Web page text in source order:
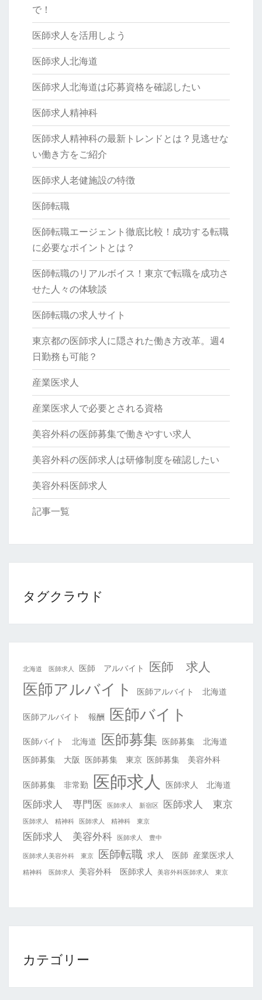
で！
医師求人を活用しよう
医師求人北海道
医師求人北海道は応募資格を確認したい
医師求人精神科
医師求人精神科の最新トレンドとは？見逃せな
い働き方をご紹介
医師求人老健施設の特徴
医師転職
医師転職エージェント徹底比較！成功する転職
に必要なポイントとは？
医師転職のリアルボイス！東京で転職を成功さ
せた人々の体験談
医師転職の求人サイト
東京都の医師求人に隠された働き方改革。週4
日勤務も可能？
産業医求人
産業医求人で必要とされる資格
美容外科の医師募集で働きやすい求人
美容外科の医師求人は研修制度を確認したい
美容外科医師求人
記事一覧
タグクラウド
北海道 医師求人 医師 アルバイト 医師 求人
医師アルバイト 医師アルバイト 北海道
医師アルバイト 報酬 医師バイト
医師バイト 北海道 医師募集 医師募集 北海道
医師募集 大阪
医師募集 東京 医師募集 美容外科
医師募集 非常勤 医師求人 医師求人 北海道
医師求人 専門医 医師求人 新宿区 医師求人 東京
医師求人 精神科 医師求人 精神科 東京
医師求人 美容外科 医師求人 豊中
医師求人美容外科 東京 医師転職 求人 医師 産業医求人
精神科 医師求人 美容外科 医師求人 美容外科医師求人 東京
カテゴリー